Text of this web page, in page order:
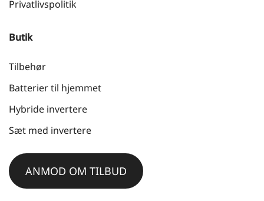
Privatlivspolitik
Butik
Tilbehør
Batterier til hjemmet
Hybride invertere
Sæt med invertere
ANMOD OM TILBUD